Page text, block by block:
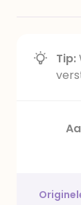
Tip: